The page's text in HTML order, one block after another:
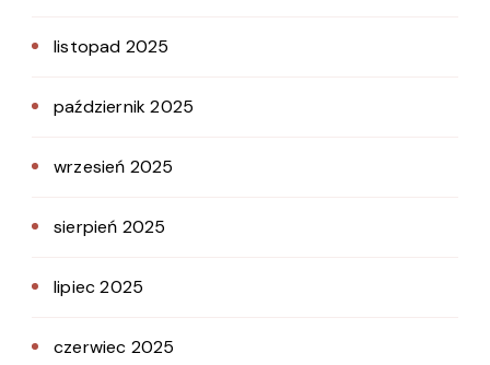
listopad 2025
październik 2025
wrzesień 2025
sierpień 2025
lipiec 2025
czerwiec 2025